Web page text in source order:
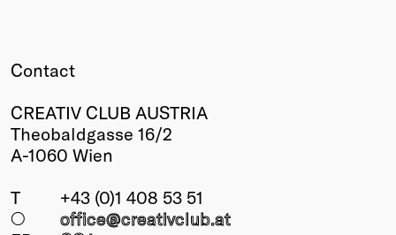
Contact
CREATIV CLUB AUSTRIA
Theobaldgasse 16/2
A-1060 Wien
T
+43 (0)1 408 53 51
○
office@creativclub.at